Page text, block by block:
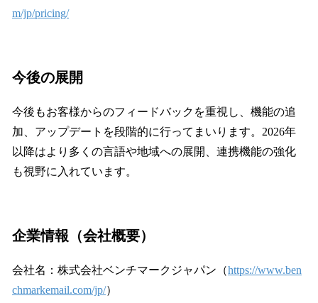
m/jp/pricing/
今後の展開
今後もお客様からのフィードバックを重視し、機能の追
加、アップデートを段階的に行ってまいります。2026年
以降はより多くの言語や地域への展開、連携機能の強化
も視野に入れています。
企業情報（会社概要）
会社名：株式会社ベンチマークジャパン（https://www.ben
chmarkemail.com/jp/）